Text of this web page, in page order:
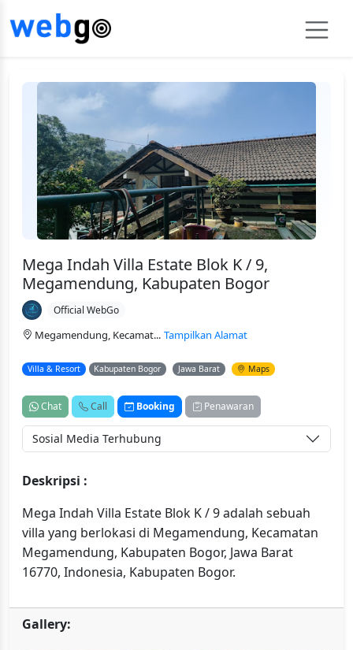
Mega Indah Villa Estate Blok K / 9,
Megamendung, Kabupaten Bogor
Official WebGo
Megamendung, Kecamat... Tampilkan Alamat
Villa & Resort Kabupaten Bogor Jawa Barat Maps
Chat Call Booking Penawaran
Sosial Media Terhubung
Deskripsi :
Mega Indah Villa Estate Blok K / 9 adalah sebuah
villa yang berlokasi di Megamendung, Kecamatan
Megamendung, Kabupaten Bogor, Jawa Barat
16770, Indonesia, Kabupaten Bogor.
Gallery: